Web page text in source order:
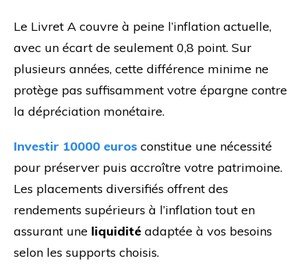
Le Livret A couvre à peine l’inflation actuelle,
avec un écart de seulement 0,8 point. Sur
plusieurs années, cette différence minime ne
protège pas suffisamment votre épargne contre
la dépréciation monétaire.
Investir 10000 euros constitue une nécessité
pour préserver puis accroître votre patrimoine.
Les placements diversifiés offrent des
rendements supérieurs à l’inflation tout en
assurant une liquidité adaptée à vos besoins
selon les supports choisis.